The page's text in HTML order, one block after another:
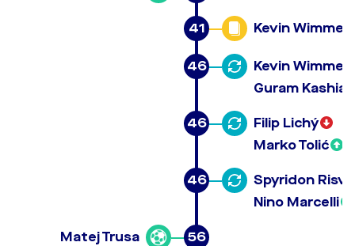
41 Kevin Wimmer
46
Kevin Wimmer
Guram Kashia
46
Filip Lichý
Marko Tolić
46
Spyridon
Nino Marcelli
56
Matej Trusa